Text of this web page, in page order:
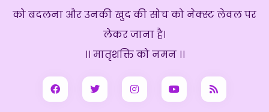
को बदलना और उनकी खुद की सोच को नेक्स्ट लेवल पर
लेकर जाना है।
।। मातृशक्ति को नमन ।।